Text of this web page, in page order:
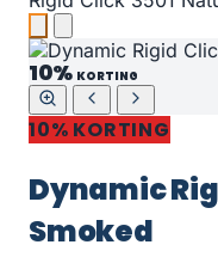
10% KORTING
10% KORTING
Dynamic
Smoked